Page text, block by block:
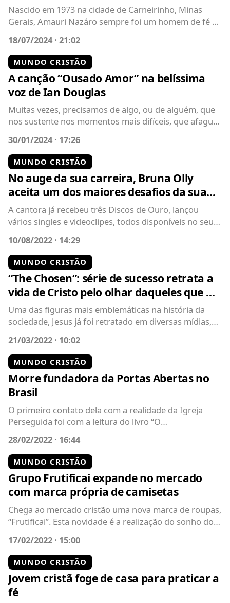
Nascido em 1973 na cidade de Carneirinho, Minas
Gerais, Amauri Nazáro sempre foi um homem de fé e
18/07/2024 · 21:02
MUNDO CRISTÃO
A canção “Ousado Amor” na belíssima
voz de Ian Douglas
Muitas vezes, precisamos de algo, ou de alguém, que
nos sustente nos momentos mais difíceis, que afague
30/01/2024 · 17:26
MUNDO CRISTÃO
No auge da sua carreira, Bruna Olly
aceita um dos maiores desafios da sua
vida
A cantora já recebeu três Discos de Ouro, lançou
vários singles e videoclipes, todos disponíveis no seu
10/08/2022 · 14:29
MUNDO CRISTÃO
“The Chosen”: série de sucesso retrata a
vida de Cristo pelo olhar daqueles que O
conheceram
Uma das figuras mais emblemáticas na história da
sociedade, Jesus já foi retratado em diversas mídias,
21/03/2022 · 10:02
MUNDO CRISTÃO
Morre fundadora da Portas Abertas no
Brasil
O primeiro contato dela com a realidade da Igreja
Perseguida foi com a leitura do livro “O
28/02/2022 · 16:44
MUNDO CRISTÃO
Grupo Frutificai expande no mercado
com marca própria de camisetas
Chega ao mercado cristão uma nova marca de roupas,
“Frutificai”. Esta novidade é a realização do sonho do
17/02/2022 · 15:00
MUNDO CRISTÃO
Jovem cristã foge de casa para praticar a
fé